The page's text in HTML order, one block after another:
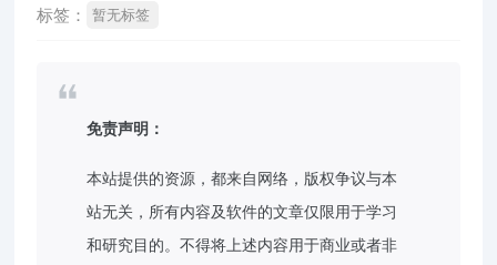
标签： 暂无标签
免责声明：
本站提供的资源，都来自网络，版权争议与本
站无关，所有内容及软件的文章仅限用于学习
和研究目的。不得将上述内容用于商业或者非